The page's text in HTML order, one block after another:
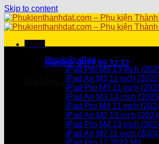
Skip to content
Hotline: 0971.99.32.32
Giỏ hàng /0₫
Chưa có sản phẩm trong giỏ
Chưa có sản phẩm trong giỏ hàng.
Danh mục sản phẩm
Phụ kiện iPad
iPad Pro M5 13 inch
iPad Air M3 11 inch
iPad Pro M5 11 inch
iPad Air M3 13 inch
iPad Pro M4 11 inch
iPad Air M2 13 inch
iPad Pro M4 13 inch
iPad Air M2 11 inch